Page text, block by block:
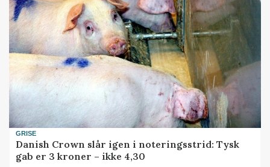
GRISE
Danish Crown slår igen i noteringsstrid: Tysk
gab er 3 kroner – ikke 4,30